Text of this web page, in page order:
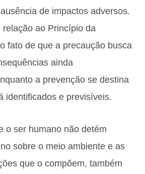
de impactos adversos.
relação ao Princípio da
fato de que a precaução busca
ainda
a prevenção se destina
identificados e previsíveis.
o ser humano não detém
sobre o meio ambiente e as
que o compõem, também